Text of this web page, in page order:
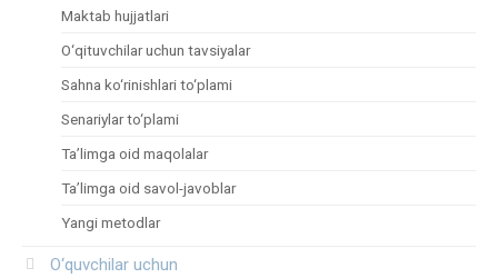
Maktab hujjatlari
O‘qituvchilar uchun tavsiyalar
Sahna ko‘rinishlari to‘plami
Senariylar to‘plami
Ta’limga oid maqolalar
Ta’limga oid savol-javoblar
Yangi metodlar
O‘quvchilar uchun